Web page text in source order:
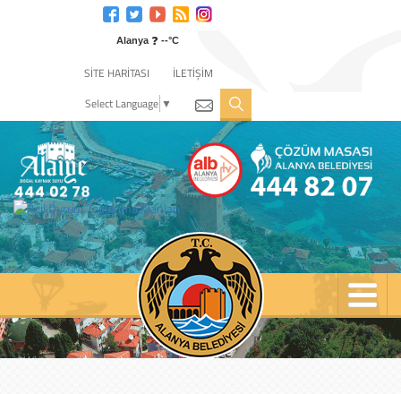
Alanya ❓ --°C
SİTE HARİTASI
İLETİŞİM
Select Language ▼